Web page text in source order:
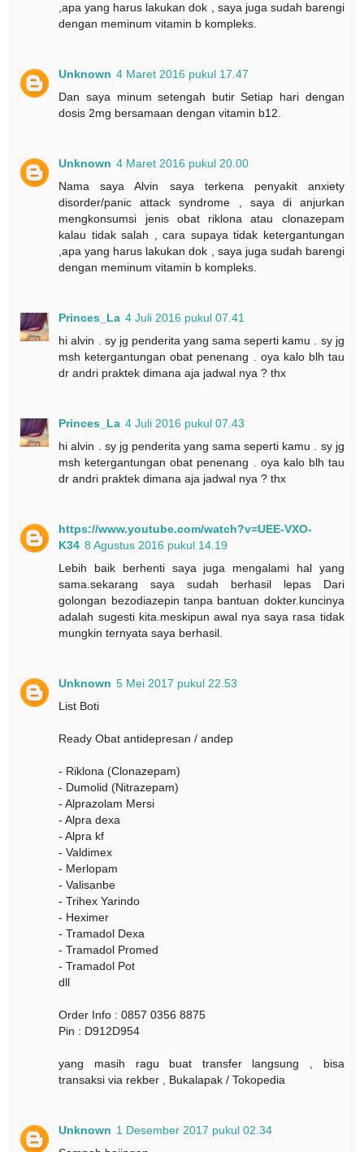
,apa yang harus lakukan dok , saya juga sudah barengi
dengan meminum vitamin b kompleks.
Unknown 4 Maret 2016 pukul 17.47
Dan saya minum setengah butir Setiap hari dengan
dosis 2mg bersamaan dengan vitamin b12.
Unknown 4 Maret 2016 pukul 20.00
Nama saya Alvin saya terkena penyakit anxiety
disorder/panic attack syndrome , saya di anjurkan
mengkonsumsi jenis obat riklona atau clonazepam
kalau tidak salah , cara supaya tidak ketergantungan
,apa yang harus lakukan dok , saya juga sudah barengi
dengan meminum vitamin b kompleks.
Princes_La 4 Juli 2016 pukul 07.41
hi alvin . sy jg penderita yang sama seperti kamu . sy jg
msh ketergantungan obat penenang . oya kalo blh tau
dr andri praktek dimana aja jadwal nya ? thx
Princes_La 4 Juli 2016 pukul 07.43
hi alvin . sy jg penderita yang sama seperti kamu . sy jg
msh ketergantungan obat penenang . oya kalo blh tau
dr andri praktek dimana aja jadwal nya ? thx
https://www.youtube.com/watch?v=UEE-VXO-
K34 8 Agustus 2016 pukul 14.19
Lebih baik berhenti saya juga mengalami hal yang
sama.sekarang saya sudah berhasil lepas Dari
golongan bezodiazepin tanpa bantuan dokter.kuncinya
adalah sugesti kita.meskipun awal nya saya rasa tidak
mungkin ternyata saya berhasil.
Unknown 5 Mei 2017 pukul 22.53
List Boti
Ready Obat antidepresan / andep
- Riklona (Clonazepam)
- Dumolid (Nitrazepam)
- Alprazolam Mersi
- Alpra dexa
- Alpra kf
- Valdimex
- Merlopam
- Valisanbe
- Trihex Yarindo
- Heximer
- Tramadol Dexa
- Tramadol Promed
- Tramadol Pot
dll
Order Info : 0857 0356 8875
Pin : D912D954
yang masih ragu buat transfer langsung , bisa
transaksi via rekber , Bukalapak / Tokopedia
Unknown 1 Desember 2017 pukul 02.34